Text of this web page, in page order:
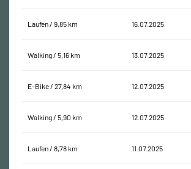
Laufen / 9,85 km 16.07.2025
Walking / 5,16 km 13.07.2025
E-Bike / 27,84 km 12.07.2025
Walking / 5,90 km 12.07.2025
Laufen / 8,78 km 11.07.2025